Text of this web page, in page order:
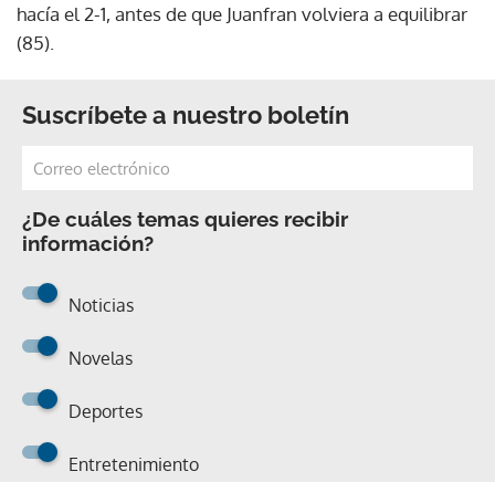
hacía el 2-1, antes de que Juanfran volviera a equilibrar
(85).
Suscríbete a nuestro boletín
¿De cuáles temas quieres recibir
información?
Noticias
Novelas
Deportes
Entretenimiento